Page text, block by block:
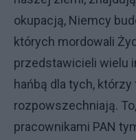
okupacją, Niemcy
których mordowali
przedstawicieli wielu
hańbą dla tych,
rozpowszechniają.
pracownikami PAN